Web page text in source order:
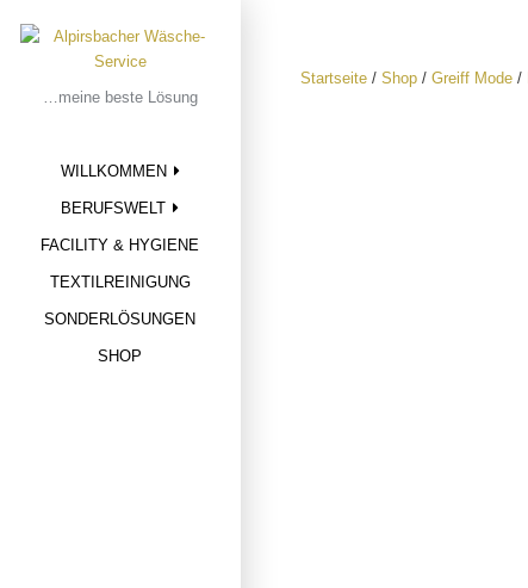
…meine beste Lösung
WILLKOMMEN
BERUFSWELT
FACILITY & HYGIENE
TEXTILREINIGUNG
SONDERLÖSUNGEN
SHOP
Startseite/ Shop/ Greiff Mode/